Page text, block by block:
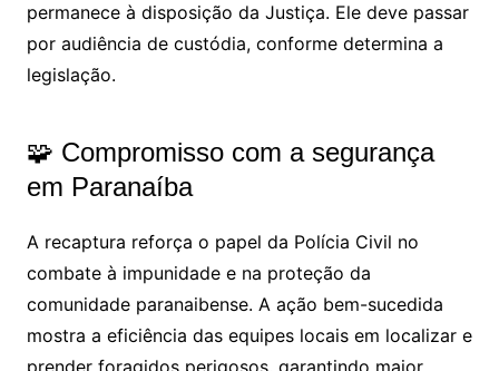
permanece à disposição da Justiça. Ele deve passar
por audiência de custódia, conforme determina a
legislação.
🧩 Compromisso com a segurança
em Paranaíba
A recaptura reforça o papel da Polícia Civil no
combate à impunidade e na proteção da
comunidade paranaibense. A ação bem-sucedida
mostra a eficiência das equipes locais em localizar e